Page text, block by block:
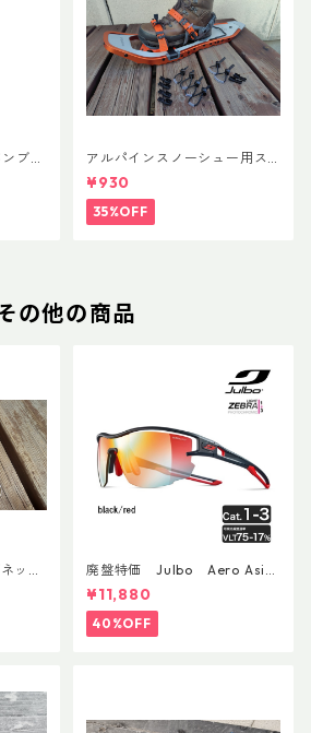
ブー
アルパインスノーシュー用ス
トラップキャッチ(ペア)
¥930
35%OFF
の他の商品
ット
廃盤特価 Julbo Aero Asia
nFit
¥11,880
40%OFF